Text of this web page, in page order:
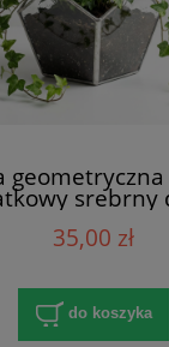
srebrny
35,00 zł
do koszyka